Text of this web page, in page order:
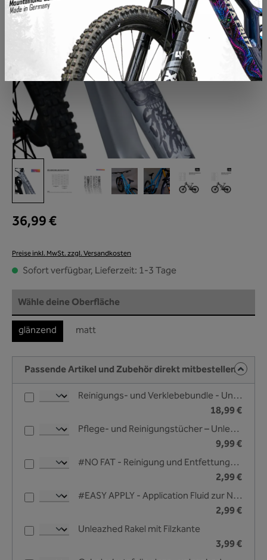
36,99 €
Preise inkl. MwSt. zzgl. Versandkosten
Sofort verfügbar, Lieferzeit: 1-3 Tage
Wähle deine Oberflächeauswählen
glänzend matt
Passende Artikel und Zubehör direkt mitbestellen
Reinigungs- und Verklebebundle - Unleazhed
18,99 €
Pflege- und Reinigungstücher – Unleazhed
9,99 €
#NO FAT - Reinigung und Entfettungsliquid - 25 ml
2,99 €
#EASY APPLY - Application Fluid zur Nassverklebung - 25 ml
2,99 €
Unleazhed Rakel mit Filzkante
3,99 €